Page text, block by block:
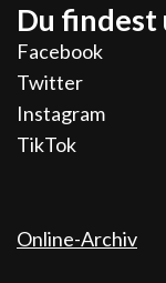
Du findest
Facebook
Twitter
Instagram
TikTok
Online-Archiv